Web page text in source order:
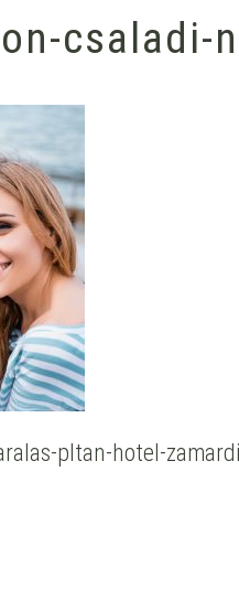
csaladi-
pltan-hotel-